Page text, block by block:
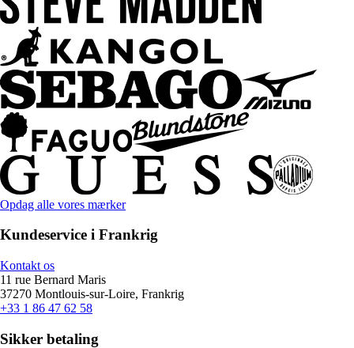
Opdag alle vores mærker
Kundeservice i Frankrig
Kontakt os
11 rue Bernard Maris
37270 Montlouis-sur-Loire, Frankrig
+33 1 86 47 62 58
Sikker betaling